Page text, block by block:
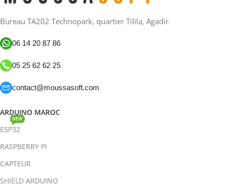
Bureau TA202 Technopark, quartier Tilila, Agadir.
06 14 20 87 86
05 25 62 62 25
contact@moussasoft.com
ARDUINO MAROC
ESP32
NEW
RASPBERRY PI
CAPTEUR
SHIELD ARDUINO